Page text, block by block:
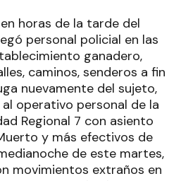
horas de la tarde del
personal policial en las
ganadero,
caminos, senderos a fin
nuevamente del sujeto,
operativo personal de la
Regional 7 con asiento
y más efectivos de
de este martes,
movimientos extraños en